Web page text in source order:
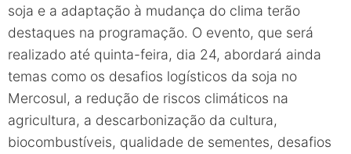
soja e a adaptação à mudança do clima terão
destaques na programação. O evento, que será
realizado até quinta-feira, dia 24, abordará ainda
temas como os desafios logísticos da soja no
Mercosul, a redução de riscos climáticos na
agricultura, a descarbonização da cultura,
biocombustíveis, qualidade de sementes, desafios